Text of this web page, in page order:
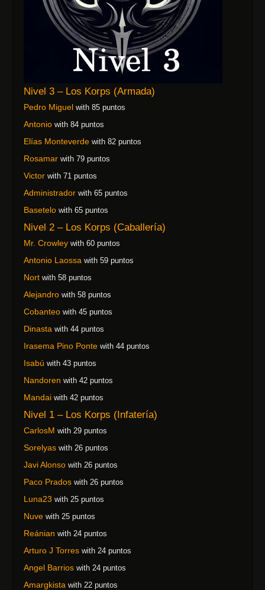
Nivel 3 – Los Korps (Armada)
Pedro Miguel with 85 puntos
Antonio with 84 puntos
Elías Monteverde with 82 puntos
Rosamar with 79 puntos
Victor with 71 puntos
Administrador with 65 puntos
Basetelo with 65 puntos
Nivel 2 – Los Korps (Caballería)
Mr. Crowley with 60 puntos
Antonio Laossa with 59 puntos
Nort with 58 puntos
Alejandro with 58 puntos
Cobanteo with 45 puntos
Dinasta with 44 puntos
Irasema Pino Ponte with 44 puntos
Isabú with 43 puntos
Nandoren with 42 puntos
Mandai with 42 puntos
Nivel 1 – Los Korps (Infatería)
CarlosM with 29 puntos
Sorelyas with 26 puntos
Javi Alonso with 26 puntos
Paco Prados with 26 puntos
Luna23 with 25 puntos
Nuve with 25 puntos
Reánian with 24 puntos
Arturo J Torres with 24 puntos
Angel Barrios with 24 puntos
Amargkista with 22 puntos